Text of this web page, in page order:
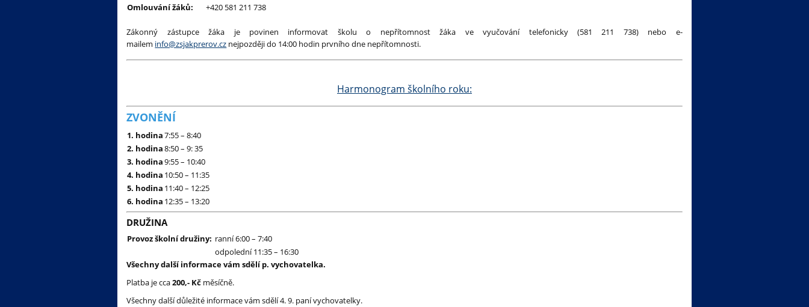
Omlouvání žáků:
+420 581 211 738
Zákonný zástupce žáka je povinen informovat školu o nepřítomnost žáka ve vyučování telefonicky (581 211 738) nebo e-
mailem info@zsjakprerov.cz nejpozději do 14:00 hodin prvního dne nepřítomnosti.
Harmonogram školního roku:
ZVONĚNÍ
1. hodina7:55 – 8:40
2. hodina8:50 – 9: 35
3. hodina9:55 – 10:40
4. hodina 10:50 – 11:35
5. hodina 11:40 – 12:25
6. hodina 12:35 – 13:20
DRUŽINA
Provoz školní družiny: ranní 6:00 – 7:40
odpolední 11:35 – 16:30
Všechny další informace vám sdělí p. vychovatelka.
Platba je cca200,- Kč měsíčně.
Všechny další důležité informace vám sdělí 4. 9. paní vychovatelky.